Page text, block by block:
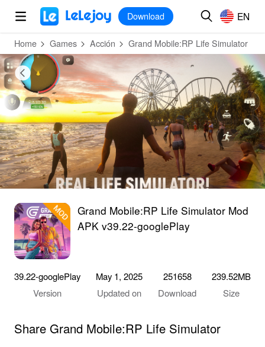
MOD
Download EN
Home Games Acción Grand Mobile:RP Life Simulator
Grand Mobile:RP Life Simulator Mod
APK v39.22-googlePlay
39.22-googlePlay
Version
May 1, 2025
Updated on
251658
Download
239.52MB
Size
Share Grand Mobile:RP Life Simulator